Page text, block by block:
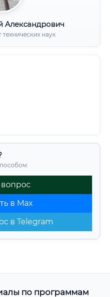
Александрович
наук
вопрос
в Max
в Telegram
по программам